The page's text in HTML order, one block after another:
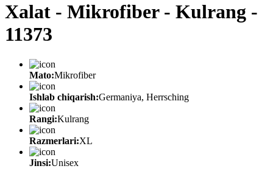
Хalat - Mikrofiber - Kulrang -
11373
Mato:Mikrofiber
Ishlab chiqarish:Germaniya, Herrsching
Rangi:Kulrang
Razmerlari:XL
Jinsi:Unisex